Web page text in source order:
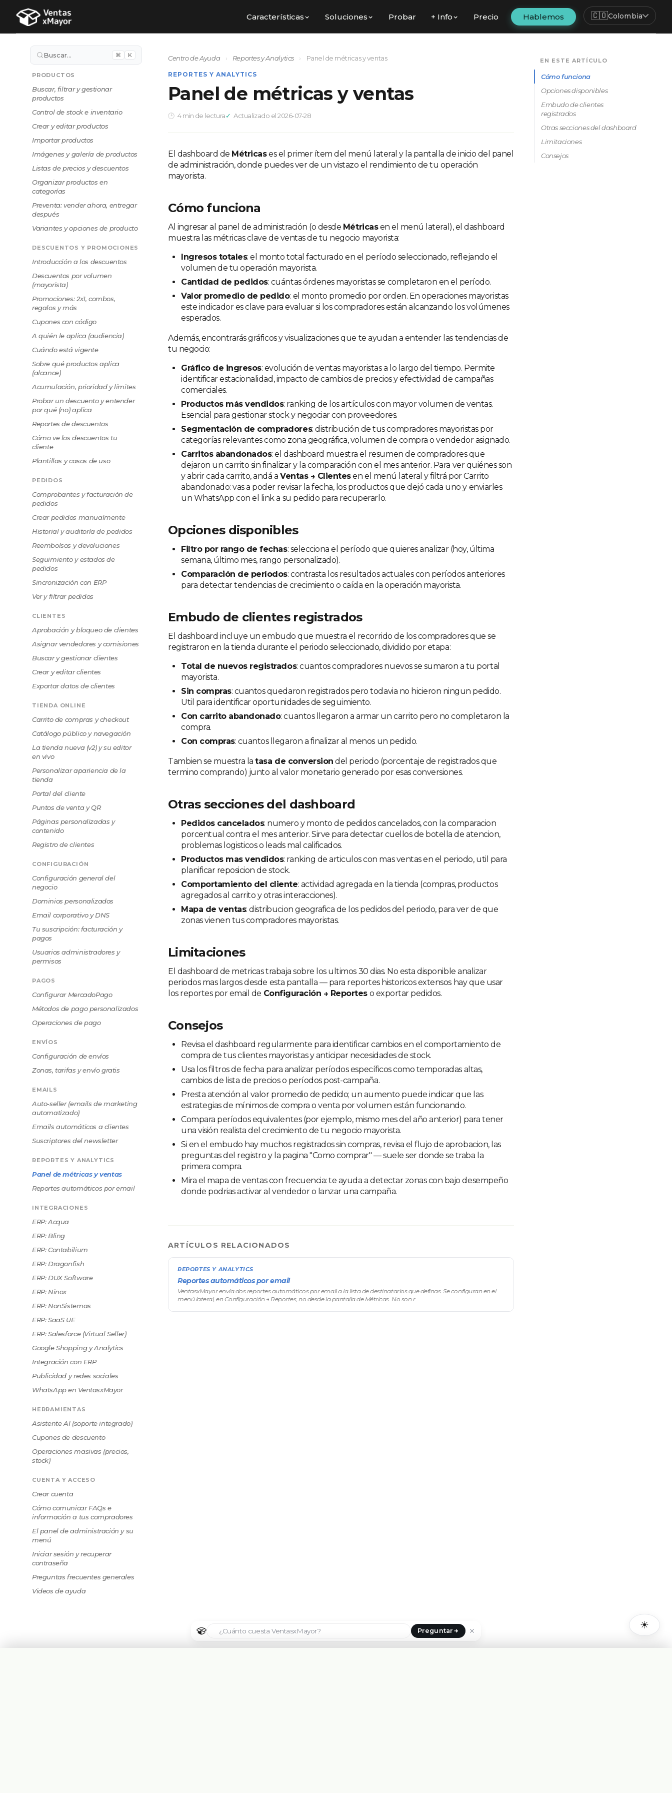
Características Soluciones Probar + Info Precio Hablemos 🇨🇴Colombia
☀
Buscar… ⌘ K
PRODUCTOS
Buscar, filtrar y gestionar
productos
Control de stock e inventario
Crear y editar productos
Importar productos
Imágenes y galería de productos
Listas de precios y descuentos
Organizar productos en
categorías
Preventa: vender ahora, entregar
después
Variantes y opciones de producto
DESCUENTOS Y PROMOCIONES
Introducción a los descuentos
Descuentos por volumen
(mayorista)
Promociones: 2x1, combos,
regalos y más
Cupones con código
A quién le aplica (audiencia)
Cuándo está vigente
Sobre qué productos aplica
(alcance)
Acumulación, prioridad y límites
Probar un descuento y entender
por qué (no) aplica
Reportes de descuentos
Cómo ve los descuentos tu
cliente
Plantillas y casos de uso
PEDIDOS
Comprobantes y facturación de
pedidos
Crear pedidos manualmente
Historial y auditoría de pedidos
Reembolsos y devoluciones
Seguimiento y estados de
pedidos
Sincronización con ERP
Ver y filtrar pedidos
CLIENTES
Aprobación y bloqueo de clientes
Asignar vendedores y comisiones
Buscar y gestionar clientes
Crear y editar clientes
Exportar datos de clientes
TIENDA ONLINE
Carrito de compras y checkout
Catálogo público y navegación
La tienda nueva (v2) y su editor
en vivo
Personalizar apariencia de la
tienda
Portal del cliente
Puntos de venta y QR
Páginas personalizadas y
contenido
Registro de clientes
CONFIGURACIÓN
Configuración general del
negocio
Dominios personalizados
Email corporativo y DNS
Tu suscripción: facturación y
pagos
Usuarios administradores y
permisos
PAGOS
Configurar MercadoPago
Métodos de pago personalizados
Operaciones de pago
ENVÍOS
Configuración de envíos
Zonas, tarifas y envío gratis
EMAILS
Auto-seller (emails de marketing
automatizado)
Emails automáticos a clientes
Suscriptores del newsletter
REPORTES Y ANALYTICS
Panel de métricas y ventas
Reportes automáticos por email
INTEGRACIONES
ERP: Acqua
ERP: Bling
ERP: Contabilium
ERP: Dragonfish
ERP: DUX Software
ERP: Ninox
ERP: NonSistemas
ERP: SaaS UE
ERP: Salesforce (Virtual Seller)
Google Shopping y Analytics
Integración con ERP
Publicidad y redes sociales
WhatsApp en VentasxMayor
HERRAMIENTAS
Asistente AI (soporte integrado)
Cupones de descuento
Operaciones masivas (precios,
stock)
CUENTA Y ACCESO
Crear cuenta
Cómo comunicar FAQs e
información a tus compradores
El panel de administración y su
menú
Iniciar sesión y recuperar
contraseña
Preguntas frecuentes generales
Videos de ayuda
Centro de Ayuda › Reportes y Analytics › Panel de métricas y ventas
REPORTES Y ANALYTICS
Panel de métricas y ventas
4 min de lectura Actualizado el 2026-07-28
El dashboard de Métricases el primer ítem del menú lateral y la pantalla de inicio del panel
de administración, donde puedes ver de un vistazo el rendimiento de tu operación
mayorista.
Cómo funciona
Al ingresar al panel de administración (o desde Métricasen el menú lateral), el dashboard
muestra las métricas clave de ventas de tu negocio mayorista:
Ingresos totales: el monto total facturado en el período seleccionado, reflejando el
volumen de tu operación mayorista.
Cantidad de pedidos: cuántas órdenes mayoristas se completaron en el período.
Valor promedio de pedido: el monto promedio por orden. En operaciones mayoristas
este indicador es clave para evaluar si los compradores están alcanzando los volúmenes
esperados.
Además, encontrarás gráficos y visualizaciones que te ayudan a entender las tendencias de
tu negocio:
Gráfico de ingresos: evolución de ventas mayoristas a lo largo del tiempo. Permite
identificar estacionalidad, impacto de cambios de precios y efectividad de campañas
comerciales.
Productos más vendidos: ranking de los artículos con mayor volumen de ventas.
Esencial para gestionar stock y negociar con proveedores.
Segmentación de compradores: distribución de tus compradores mayoristas por
categorías relevantes como zona geográfica, volumen de compra o vendedor asignado.
Carritos abandonados: el dashboard muestra el resumen de compradores que
dejaron un carrito sin finalizar y la comparación con el mes anterior. Para ver quiénes son
y abrir cada carrito, andá aVentas → Clientesen el menú lateral y filtrá por Carrito
abandonado: vas a poder revisar la fecha, los productos que dejó cada uno y enviarles
un WhatsApp con el link a su pedido para recuperarlo.
Opciones disponibles
Filtro por rango de fechas: selecciona el período que quieres analizar (hoy, última
semana, último mes, rango personalizado).
Comparación de períodos: contrasta los resultados actuales con períodos anteriores
para detectar tendencias de crecimiento o caída en la operación mayorista.
Embudo de clientes registrados
El dashboard incluye un embudo que muestra el recorrido de los compradores que se
registraron en la tienda durante el periodo seleccionado, dividido por etapa:
Total de nuevos registrados: cuantos compradores nuevos se sumaron a tu portal
mayorista.
Sin compras: cuantos quedaron registrados pero todavia no hicieron ningun pedido.
Util para identificar oportunidades de seguimiento.
Con carrito abandonado: cuantos llegaron a armar un carrito pero no completaron la
compra.
Con compras: cuantos llegaron a finalizar al menos un pedido.
Tambien se muestra latasa de conversion del periodo (porcentaje de registrados que
termino comprando) junto al valor monetario generado por esas conversiones.
Otras secciones del dashboard
Pedidos cancelados: numero y monto de pedidos cancelados, con la comparacion
porcentual contra el mes anterior. Sirve para detectar cuellos de botella de atencion,
problemas logisticos o leads mal calificados.
Productos mas vendidos: ranking de articulos con mas ventas en el periodo, util para
planificar reposicion de stock.
Comportamiento del cliente: actividad agregada en la tienda (compras, productos
agregados al carrito y otras interacciones).
Mapa de ventas: distribucion geografica de los pedidos del periodo, para ver de que
zonas vienen tus compradores mayoristas.
Limitaciones
El dashboard de metricas trabaja sobre los ultimos 30 dias. No esta disponible analizar
periodos mas largos desde esta pantalla — para reportes historicos extensos hay que usar
los reportes por email de Configuración → Reportes o exportar pedidos.
Consejos
Revisa el dashboard regularmente para identificar cambios en el comportamiento de
compra de tus clientes mayoristas y anticipar necesidades de stock.
Usa los filtros de fecha para analizar períodos específicos como temporadas altas,
cambios de lista de precios o períodos post-campaña.
Presta atención al valor promedio de pedido; un aumento puede indicar que las
estrategias de mínimos de compra o venta por volumen están funcionando.
Compara períodos equivalentes (por ejemplo, mismo mes del año anterior) para tener
una visión realista del crecimiento de tu negocio mayorista.
Si en el embudo hay muchos registrados sin compras, revisa el flujo de aprobacion, las
preguntas del registro y la pagina "Como comprar" — suele ser donde se traba la
primera compra.
Mira el mapa de ventas con frecuencia: te ayuda a detectar zonas con bajo desempeño
donde podrias activar al vendedor o lanzar una campaña.
ARTÍCULOS RELACIONADOS
REPORTES Y ANALYTICS
Reportes automáticos por email
VentasxMayor envía dos reportes automáticos por email a la lista de destinatarios que definas. Se configuran en el
menú lateral, en Configuración → Reportes, no desde la pantalla de Métricas. No son r
EN ESTE ARTÍCULO
Cómo funciona
Opciones disponibles
Embudo de clientes
registrados
Otras secciones del dashboard
Limitaciones
Consejos
Preguntar